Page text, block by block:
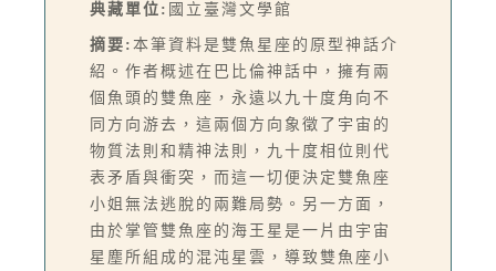
典藏單位: 國立臺灣文學館
摘要: 本筆資料是雙魚星座的原型神話介
紹。作者概述在巴比倫神話中，擁有兩
個魚頭的雙魚座，永遠以九十度角向不
同方向游去，這兩個方向象徵了宇宙的
物質法則和精神法則，九十度相位則代
表矛盾與衝突，而這一切便決定雙魚座
小姐無法逃脫的兩難局勢。另一方面，
由於掌管雙魚座的海王星是一片由宇宙
星塵所組成的混沌星雲，導致雙魚座小